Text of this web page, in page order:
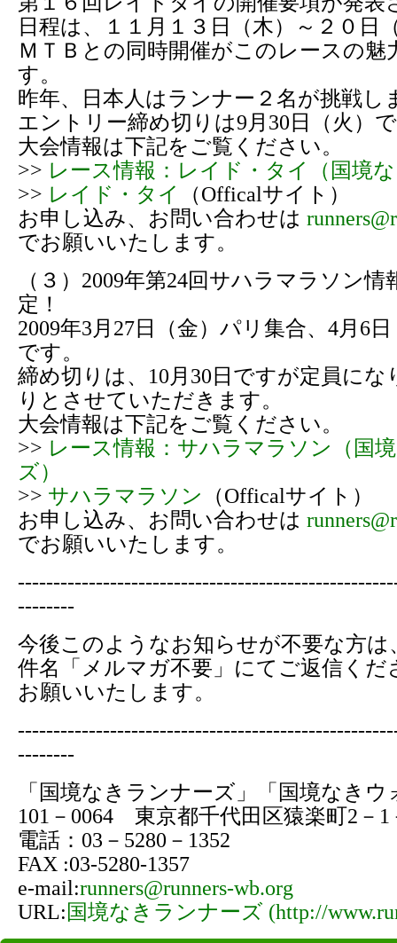
日程は、１１月１３日（木）～２０日
ＭＴＢとの同時開催がこのレースの魅
す。
昨年、日本人はランナー２名が挑戦し
エントリー締め切りは9月30日（火）
大会情報は下記をご覧ください。
>> レース情報：レイド・タイ（国境
>> レイド・タイ
（Officalサイト）
お申し込み、お問い合わせは
でお願いいたします。
（３）2009年第24回サハラマラソン情
定！
2009年3月27日（金）パリ集合、4月6
です。
締め切りは、10月30日ですが定員にな
りとさせていただきます。
大会情報は下記をご覧ください。
>> レース情報：サハラマラソン（国
ズ）
>> サハラマラソン
（Officalサイト）
お申し込み、お問い合わせは
でお願いいたします。
--------
今後このようなお知らせが不要な方は
件名「メルマガ不要」にてご返信くだ
お願いいたします。
--------
「国境なきランナーズ」「国境なき
101－0064 東京都千代田区猿楽町2－
電話：03－5280－1352
FAX :03-5280-1357
e-mail:runners@runners-wb.org
URL:国境なきランナーズ (http://